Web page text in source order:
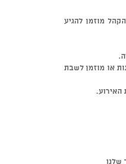
מוזמן להגיע
או מוזמן לשבת
האירוע.
שלנו